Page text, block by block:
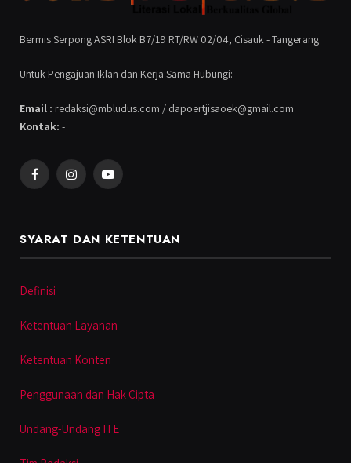
Bermis Serpong ASRI Blok B7/19 RT/RW 02/04, Cisauk - Tangerang
Untuk Pengajuan Iklan dan Kerja Sama Hubungi:
Email : redaksi@mbludus.com / dapoertjisaoek@gmail.com
Kontak: -
FacebookInstagramYouTube
SYARAT DAN KETENTUAN
Definisi
Ketentuan Layanan
Ketentuan Konten
Penggunaan dan Hak Cipta
Undang-Undang ITE